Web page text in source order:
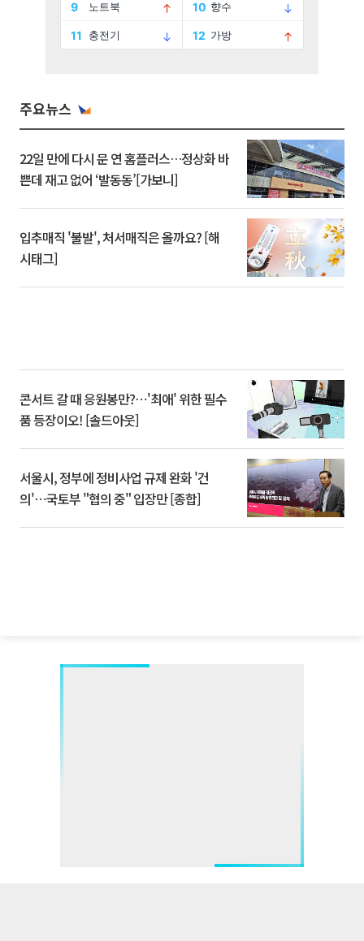
주요뉴스
22일 만에 다시 문 연 홈플러스…정상화 바
쁜데 재고 없어 ‘발동동’[가보니]
입추매직 '불발', 처서매직은 올까요? [해
시태그]
콘서트 갈 때 응원봉만?⋯'최애' 위한 필수
품 등장이오! [솔드아웃]
서울시, 정부에 정비사업 규제 완화 '건
의'⋯국토부 "협의 중" 입장만 [종합]